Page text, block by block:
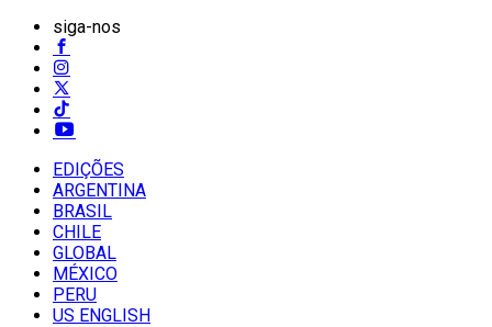
siga-nos
EDIÇÕES
ARGENTINA
BRASIL
CHILE
GLOBAL
MÉXICO
PERU
US ENGLISH